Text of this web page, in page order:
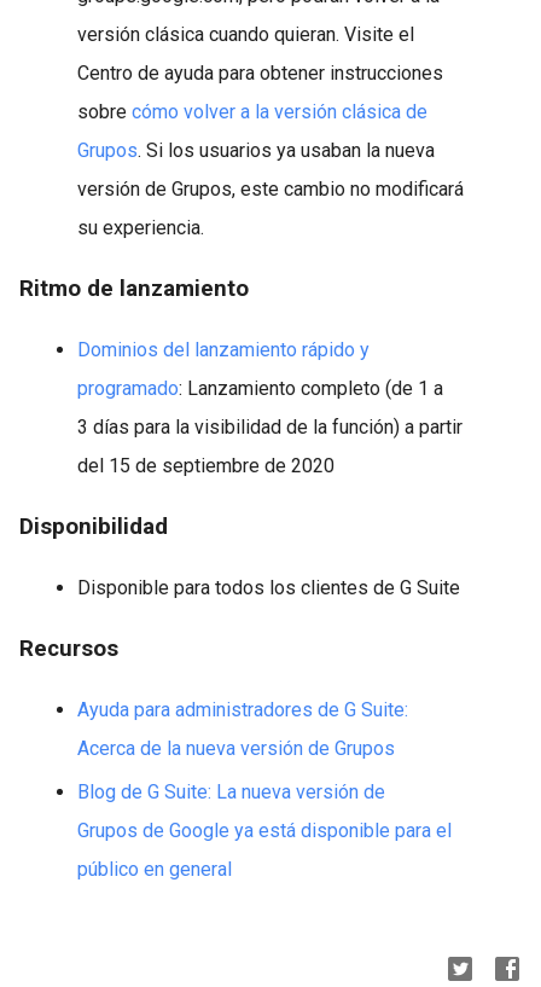
versión clásica cuando quieran. Visite el
Centro de ayuda para obtener instrucciones
sobre cómo volver a la versión clásica de
Grupos. Si los usuarios ya usaban la nueva
versión de Grupos, este cambio no modificará
su experiencia.
Ritmo de lanzamiento
Dominios del lanzamiento rápido y
programado: Lanzamiento completo (de 1 a
3 días para la visibilidad de la función) a partir
del 15 de septiembre de 2020
Disponibilidad
Disponible para todos los clientes de G Suite
Recursos
Ayuda para administradores de G Suite:
Acerca de la nueva versión de Grupos
Blog de G Suite: La nueva versión de
Grupos de Google ya está disponible para el
público en general